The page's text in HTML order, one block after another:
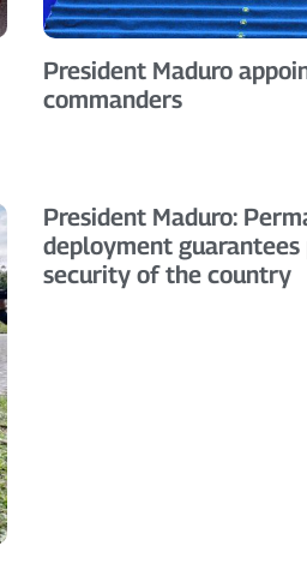
President Maduro
commanders
President Maduro:
deployment guarantees
security of the country